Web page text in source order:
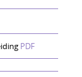
PDF